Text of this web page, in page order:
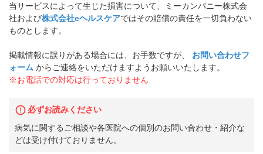
当サービスによって生じた損害について、ミーカンパニー株式会
社および株式会社eヘルスケアではその賠償の責任を一切負わない
ものとします。
掲載情報に誤りがある場合には、お手数ですが、
お問い合わせフ
ォーム からご連絡をいただけますようお願いいたします。
※お電話での対応は行っておりません
必ずお読みください
病気に関するご相談や各医院への個別のお問い合わせ・紹介な
どは受け付けておりません。